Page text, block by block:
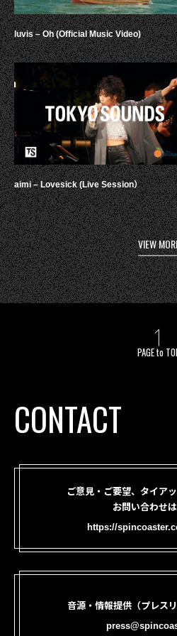
luvis – Oh (Official Music Video)
aimi – Lovesick (Live Session）
VIEW
PAGE to
CONTACT
ご意見・ご要望、タイア
お問い合わせ
https://
音源・情報提供（プレス